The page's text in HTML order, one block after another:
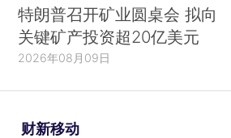
特朗普召开矿业圆桌会 拟向
关键矿产投资超20亿美元
2026年08月09日
财新移动